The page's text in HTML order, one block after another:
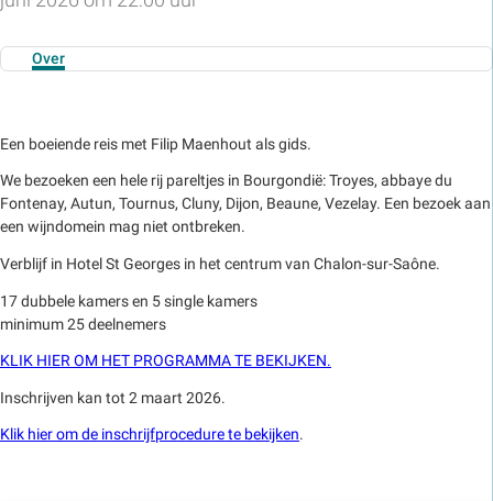
Over
Een boeiende reis met Filip Maenhout als gids.
We bezoeken een hele rij pareltjes in Bourgondië: Troyes, abbaye du
Fontenay, Autun, Tournus, Cluny, Dijon, Beaune, Vezelay. Een bezoek aan
een wijndomein mag niet ontbreken.
Verblijf in Hotel St Georges in het centrum van Chalon-sur-Saône.
17 dubbele kamers en 5 single kamers
minimum 25 deelnemers
KLIK HIER OM HET PROGRAMMA TE BEKIJKEN.
Inschrijven kan tot 2 maart 2026.
Klik hier om de inschrijfprocedure te bekijken.